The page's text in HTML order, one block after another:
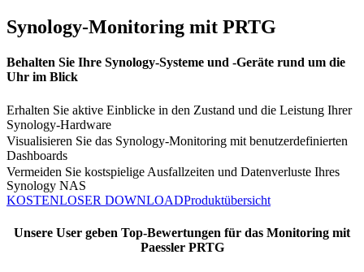
Synology-Monitoring mit PRTG
Behalten Sie Ihre Synology-Systeme und -Geräte rund um die
Uhr im Blick
Erhalten Sie aktive Einblicke in den Zustand und die Leistung Ihrer
Synology-Hardware
Visualisieren Sie das Synology-Monitoring mit benutzerdefinierten
Dashboards
Vermeiden Sie kostspielige Ausfallzeiten und Datenverluste Ihres
Synology NAS
KOSTENLOSER DOWNLOADProduktübersicht
Unsere User geben Top-Bewertungen für das Monitoring mit
Paessler PRTG